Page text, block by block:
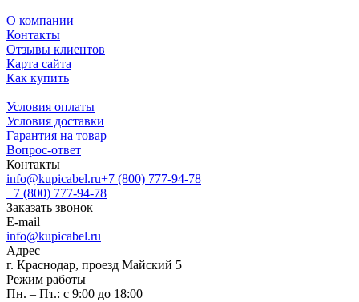
О компании
Контакты
Отзывы клиентов
Карта сайта
Как купить
Условия оплаты
Условия доставки
Гарантия на товар
Вопрос-ответ
Контакты
info@kupicabel.ru+7 (800) 777-94-78
+7 (800) 777-94-78
Заказать звонок
E-mail
info@kupicabel.ru
Адрес
г. Краснодар, проезд Майский 5
Режим работы
Пн. – Пт.: с 9:00 до 18:00